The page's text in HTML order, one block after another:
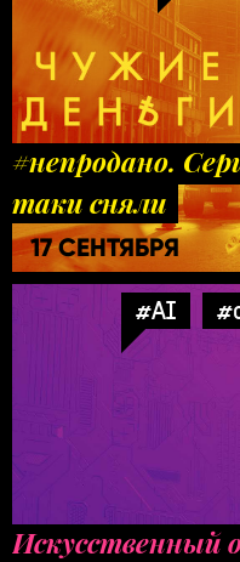
#непродано.
таки сняли
17 СЕНТЯБРЯ
#AI
Искусственный